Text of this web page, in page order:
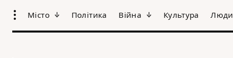
Місто Політика Війна Культура Люди